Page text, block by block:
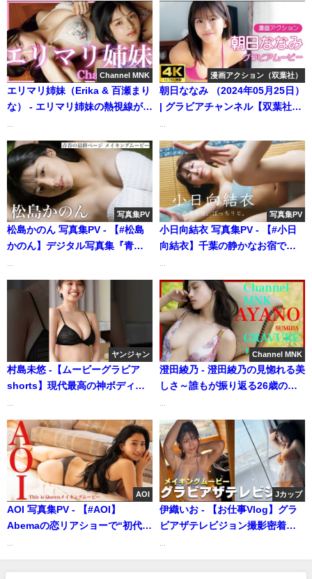
Channel MNK
エリマリ姉妹（Erika & 百瀬まり
な） - エリマリ姉妹の熱視線が止
ーラ【21時配信】
【GRAVURE】 (Dec 19, 2025) |
Channel MNKさんより
漫画アクション（双葉社）
朝日ななみ （2024年05月25日）
| グラビアチャンネル【双葉社公
写真集PV
松島かのん 写真集PV - 【#松島
かのん】デジタル写真集『青春
―Kanon Matsushima（2024年
02月19日） | 週プレ
Channel【集英社 週刊プレイボ
ーイ公式】さんより
写真集PV
小日向結衣 写真集PV - 【#小日
向結衣】千葉の静かなお宿で、
り。 デジタル写真集『内房の
宿 ぽっちりと』好評発売中!!
Yui Kohinata（2025年05月01
日） | 週プレChannel【集英社
週刊プレイボーイ公式】さんよ
り
ヤンジャン
村島未悠 -【ムービーグラビア
shorts】現代最高の神ボディ♡
の思い出が詰まった韓国へ！癒
される笑顔の可愛すぎる水着撮
影に没入密着【メイキング】
（2023年06月12日） | ヤンジャ
ンTV【集英社ヤングジャンプ公
式】さんより
Channel MNK
澄田綾乃 - 澄田綾乃の見惚れる美
しさ～誰もが振り返る26歳の艶
(Jul 05, 2025) | Channel MNK
さんより
AOI
AOI 写真集PV - 【#AOI】
Abemaの恋リアショーで“初代モ
好評発売中！ CYBERJAPAN
Jカップ
伊織いお - 【お仕事Vlog】グラ
ビアザテレビジョン撮影密着💕